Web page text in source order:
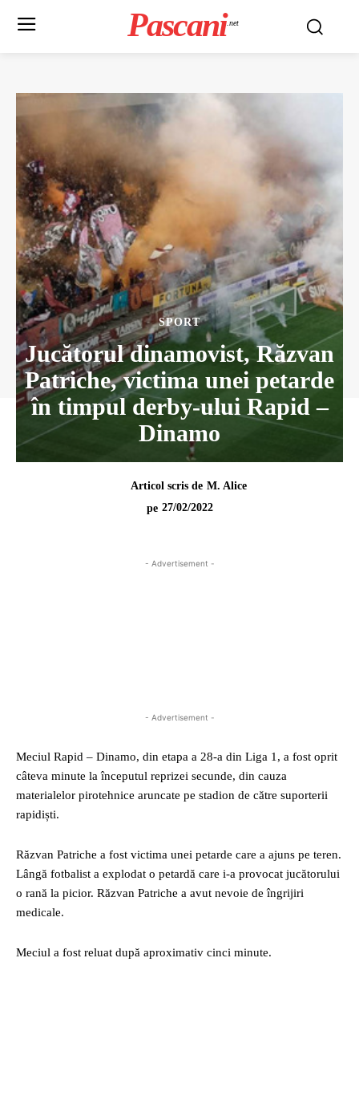
Pascani .net
SPORT
Jucătorul dinamovist, Răzvan
Patriche, victima unei petarde
în timpul derby-ului Rapid –
Dinamo
Articol scris de M. Alice
pe 27/02/2022
- Advertisement -
- Advertisement -
Meciul Rapid – Dinamo, din etapa a 28-a din Liga 1, a fost oprit
câteva minute la începutul reprizei secunde, din cauza
materialelor pirotehnice aruncate pe stadion de către suporterii
rapidiști.
Răzvan Patriche a fost victima unei petarde care a ajuns pe teren.
Lângă fotbalist a explodat o petardă care i-a provocat jucătorului
o rană la picior. Răzvan Patriche a avut nevoie de îngrijiri
medicale.
Meciul a fost reluat după aproximativ cinci minute.